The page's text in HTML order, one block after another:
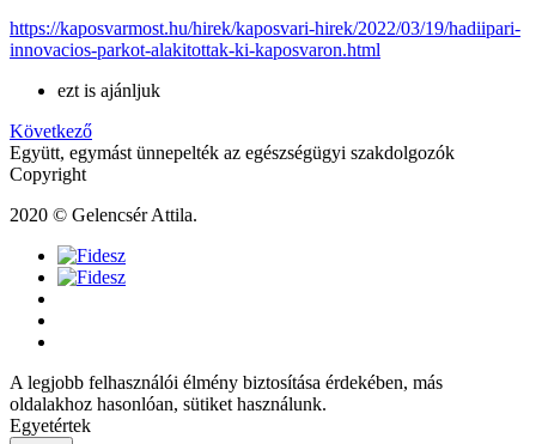
https://kaposvarmost.hu/hirek/kaposvari-hirek/2022/03/19/hadiipari-
innovacios-parkot-alakitottak-ki-kaposvaron.html
ezt is ajánljuk
Következő
Együtt, egymást ünnepelték az egészségügyi szakdolgozók
Copyright
2020 © Gelencsér Attila.
A legjobb felhasználói élmény biztosítása érdekében, más
oldalakhoz hasonlóan, sütiket használunk.
Egyetértek